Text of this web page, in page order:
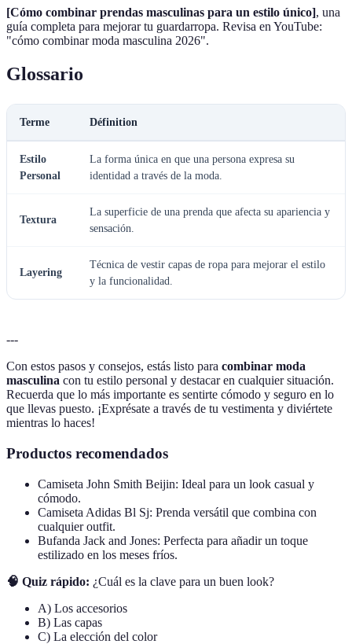
[Cómo combinar prendas masculinas para un estilo único], una
guía completa para mejorar tu guardarropa. Revisa en YouTube:
"cómo combinar moda masculina 2026".
Glossario
Terme Définition
Estilo
Personal
La forma única en que una persona expresa su
identidad a través de la moda.
Textura
La superficie de una prenda que afecta su apariencia y
sensación.
Layering
Técnica de vestir capas de ropa para mejorar el estilo
y la funcionalidad.
---
Con estos pasos y consejos, estás listo para combinar moda
masculina con tu estilo personal y destacar en cualquier situación.
Recuerda que lo más importante es sentirte cómodo y seguro en lo
que llevas puesto. ¡Exprésate a través de tu vestimenta y diviértete
mientras lo haces!
Productos recomendados
Camiseta John Smith Beijin: Ideal para un look casual y
cómodo.
Camiseta Adidas Bl Sj: Prenda versátil que combina con
cualquier outfit.
Bufanda Jack and Jones: Perfecta para añadir un toque
estilizado en los meses fríos.
🧠 Quiz rápido: ¿Cuál es la clave para un buen look?
A) Los accesorios
B) Las capas
C) La elección del color